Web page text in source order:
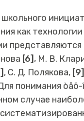
как
[6] , М. В.
, С. Д. Полякова, [9]
понимания òåõ-
случае